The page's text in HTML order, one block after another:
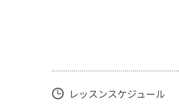
レッスンスケジュール